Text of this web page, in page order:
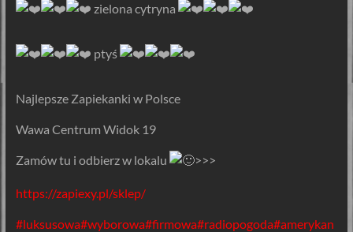
️ zielona cytryna
ptyś
️Najlepsze Zapiekanki w Polsce
Wawa Centrum Widok 19
Zamów tu i odbierz w lokalu >>>
https://zapiexy.pl/sklep/
#luksusowa#wyborowa#firmowa#radiopogoda#amerykan